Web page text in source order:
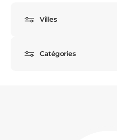
Villes
Catégories